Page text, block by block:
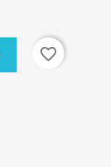
favorite_border